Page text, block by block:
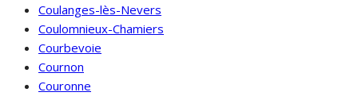
Coulanges-lès-Nevers
Coulomnieux-Chamiers
Courbevoie
Cournon
Couronne